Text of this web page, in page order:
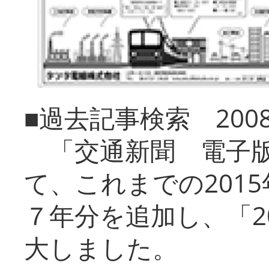
■過去記事検索
「交通新聞 電子
て、これまでの
７年分を追加し、「
大しまし